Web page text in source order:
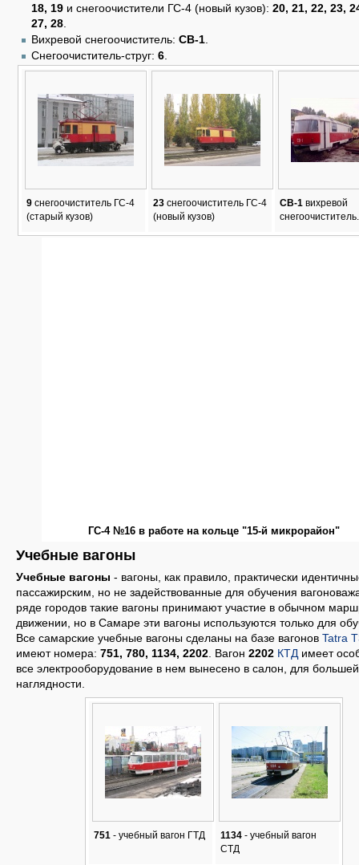
18, 19 и снегоочистители ГС-4 (новый кузов):20, 21, 22, 23,
27, 28
Вихревой снегоочиститель:СВ-1
Снегоочиститель-струг:6
9 снегоочиститель ГС-4
(старый кузов)
23 снегоочиститель ГС-4
(новый кузов)
СВ-1 вихревой
снегоочиститель.
ГС-4 №16 в работе на кольце "15-й микрорайон"
Учебные вагоны
Учебные вагоны - вагоны, как правило, практически
пассажирским, но не задействованные для обучения
ряде городов такие вагоны принимают участие в обычном
движении, но в Самаре эти вагоны используются только для
Все самарские учебные вагоны сделаны на базе вагонов Tatra
имеют номера: 751, 780, 1134, 2202. Вагон 2202 КТДимеет
все электрооборудование в нем вынесено в салон, для большей
наглядности.
751 - учебный вагон ГТД 1134 - учебный вагон
СТД